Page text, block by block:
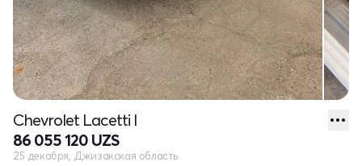
Chevrolet Lacetti I
86 055 120 UZS
25 декабря, Джизакская область